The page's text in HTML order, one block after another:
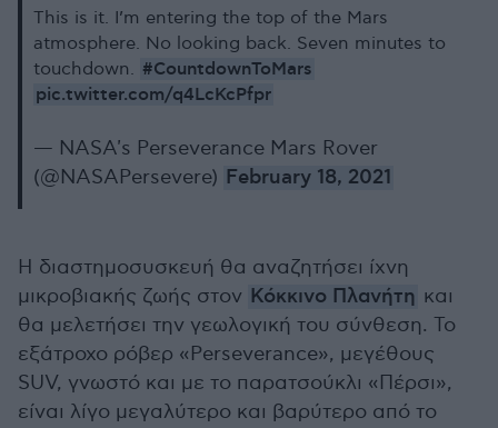
This is it. I’m entering the top of the Mars
atmosphere. No looking back. Seven minutes to
touchdown. #CountdownToMars
pic.twitter.com/q4LcKcPfpr
— NASA's Perseverance Mars Rover
(@NASAPersevere) February 18, 2021
Η διαστημοσυσκευή θα αναζητήσει ίχνη
μικροβιακής ζωής στον Κόκκινο Πλανήτη και
θα μελετήσει την γεωλογική του σύνθεση. Το
εξάτροχο ρόβερ «Perseverance», μεγέθους
SUV, γνωστό και με το παρατσούκλι «Πέρσι»,
είναι λίγο μεγαλύτερο και βαρύτερο από το